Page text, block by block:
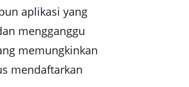
aplikasi yang
mengganggu
memungkinkan
mendaftarkan